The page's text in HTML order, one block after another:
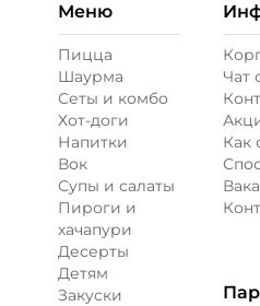
Меню
Пицца
Шаурма
Сеты и комбо
Хот-доги
Напитки
Вок
Супы и салаты
Пироги и
хачапури
Десерты
Детям
Закуски
Чат
Как